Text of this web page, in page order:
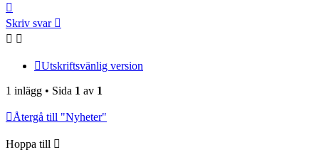
Skriv svar
Utskriftsvänlig version
1 inlägg • Sida 1 av 1
Återgå till "Nyheter"
Hoppa till